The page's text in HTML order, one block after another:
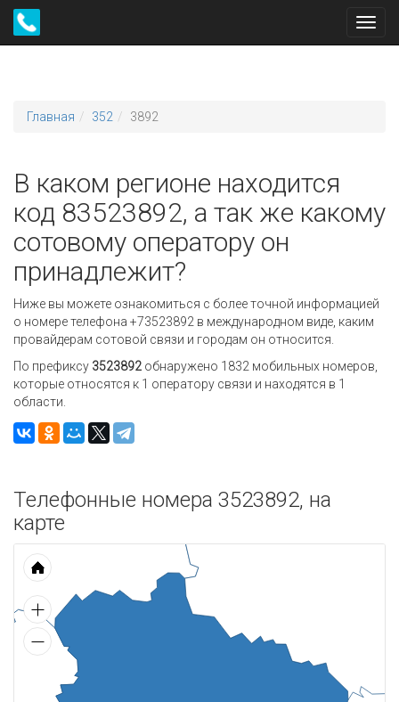
Главная 352 3892
В каком регионе находится
код 83523892, а так же какому
сотовому оператору он
принадлежит?
Ниже вы можете ознакомиться с более точной информацией
о номере телефона +73523892 в международном виде, каким
провайдерам сотовой связи и городам он относится.
По префиксу 3523892 обнаружено 1832 мобильных номеров,
которые относятся к 1 оператору связи и находятся в 1
области.
Телефонные номера 3523892, на
карте